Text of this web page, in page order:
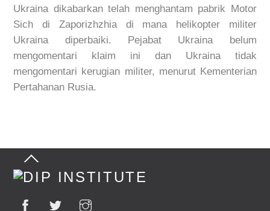
Ukraina dikabarkan telah menghantam pabrik Motor
Sich di Zaporizhzhia di mana helikopter militer
Ukraina diperbaiki. Pejabat Ukraina belum
mengomentari klaim ini dan Ukraina tidak
mengomentari kerugian militer, menurut Kementerian
Pertahanan Rusia.
Back
Top